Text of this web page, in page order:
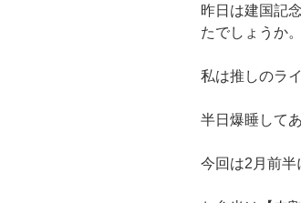
昨日は建国記
たでしょうか。
私は推しのラ
半日爆睡して
今回は2月前半